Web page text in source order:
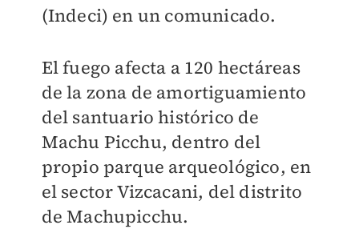
(Indeci) en un comunicado.
El fuego afecta a 120 hectáreas
de la zona de amortiguamiento
del santuario histórico de
Machu Picchu, dentro del
propio parque arqueológico, en
el sector Vizcacani, del distrito
de Machupicchu.